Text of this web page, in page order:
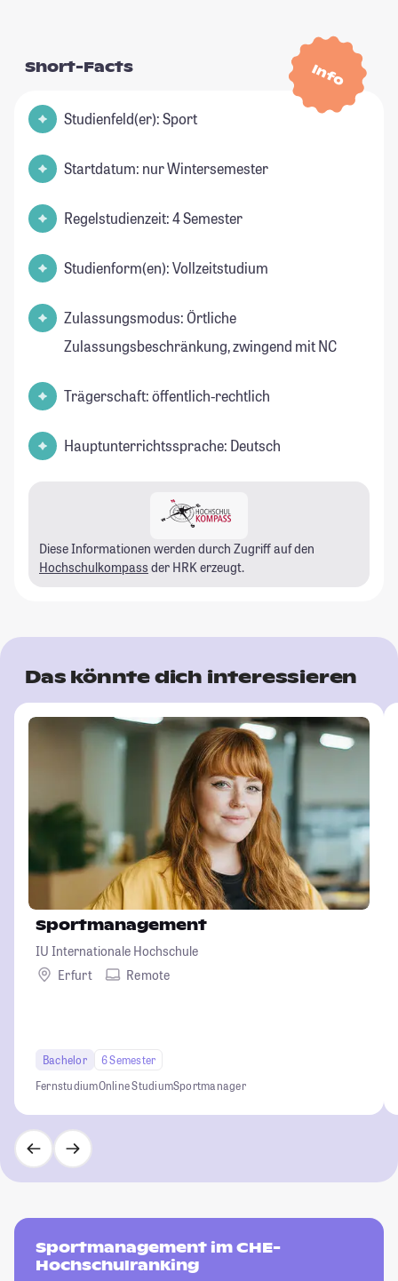
Info
Short-Facts
Studienfeld(er): Sport
Startdatum: nur Wintersemester
Regelstudienzeit: 4 Semester
Studienform(en): Vollzeitstudium
Zulassungsmodus: Örtliche
Zulassungsbeschränkung, zwingend mit NC
Trägerschaft: öffentlich-rechtlich
Hauptunterrichtssprache: Deutsch
Diese Informationen werden durch Zugriff auf den
Hochschulkompass der HRK erzeugt.
Das könnte dich interessieren
Sportmanagement
IU Internationale Hochschule
Erfurt
Remote
Bachelor
6 Semester
FernstudiumOnline StudiumSportmanager
Sportmanagement im CHE-
Hochschulranking